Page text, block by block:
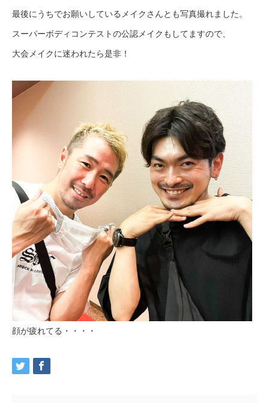
最後にうちでお願いしているメイクさんとも写真撮れました。
スーパーボディコンテストの公認メイクもしてますので、
大会メイクに迷われたら是非！
顔が疲れてる・・・・